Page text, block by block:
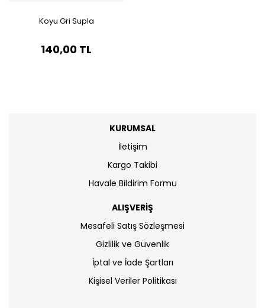
Koyu Gri Supla
140,00 TL
KURUMSAL
İletişim
Kargo Takibi
Havale Bildirim Formu
ALIŞVERİŞ
Mesafeli Satış Sözleşmesi
Gizlilik ve Güvenlik
İptal ve İade Şartları
Kişisel Veriler Politikası